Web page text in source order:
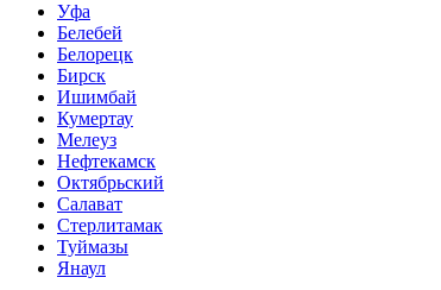
Уфа
Белебей
Белорецк
Бирск
Ишимбай
Кумертау
Мелеуз
Нефтекамск
Октябрьский
Салават
Стерлитамак
Туймазы
Янаул